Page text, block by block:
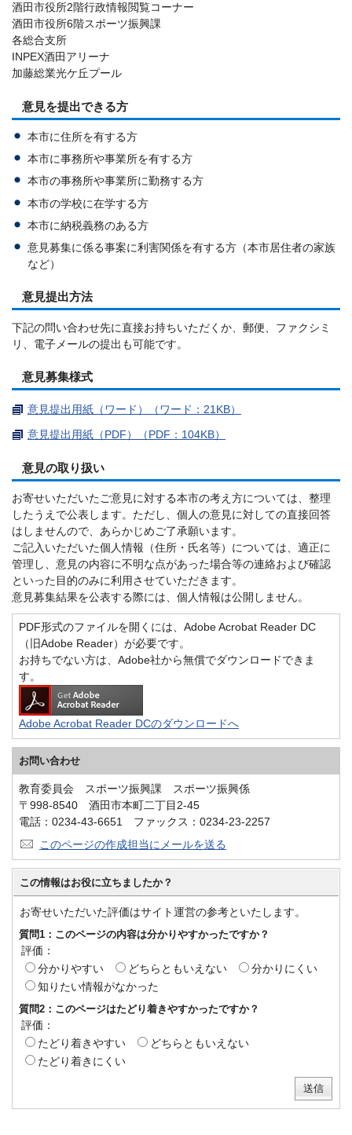
酒田市役所2階行政情報閲覧コーナー
酒田市役所6階スポーツ振興課
各総合支所
INPEX酒田アリーナ
加藤総業光ケ丘プール
意見を提出できる方
本市に住所を有する方
本市に事務所や事業所を有する方
本市の事務所や事業所に勤務する方
本市の学校に在学する方
本市に納税義務のある方
意見募集に係る事案に利害関係を有する方（本市居住者の家族
など）
意見提出方法
下記の問い合わせ先に直接お持ちいただくか、郵便、ファクシミ
リ、電子メールの提出も可能です。
意見募集様式
意見提出用紙（ワード）（ワード：21KB）
意見提出用紙（PDF）（PDF：104KB）
意見の取り扱い
お寄せいただいたご意見に対する本市の考え方については、整理
したうえで公表します。ただし、個人の意見に対しての直接回答
はしませんので、あらかじめご了承願います。
ご記入いただいた個人情報（住所・氏名等）については、適正に
管理し、意見の内容に不明な点があった場合等の連絡および確認
といった目的のみに利用させていただきます。
意見募集結果を公表する際には、個人情報は公開しません。
PDF形式のファイルを開くには、Adobe Acrobat Reader DC
（旧Adobe Reader）が必要です。
お持ちでない方は、Adobe社から無償でダウンロードできま
す。
Adobe Acrobat Reader DCのダウンロードへ
お問い合わせ
教育委員会 スポーツ振興課 スポーツ振興係
〒998-8540 酒田市本町二丁目2-45
電話：0234-43-6651 ファックス：0234-23-2257
このページの作成担当にメールを送る
この情報はお役に立ちましたか？
お寄せいただいた評価はサイト運営の参考といたします。
質問1：このページの内容は分かりやすかったですか？
評価：
分かりやすい
どちらともいえない
分かりにくい
知りたい情報がなかった
質問2：このページはたどり着きやすかったですか？
評価：
たどり着きやすい
どちらともいえない
たどり着きにくい